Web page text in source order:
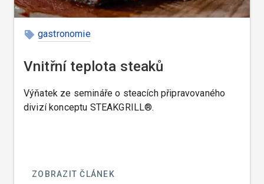
gastronomie
Vnitřní teplota steaků
Výňatek ze semináře o steacích připravovaného
divizí konceptu STEAKGRILL®.
ZOBRAZIT ČLÁNEK